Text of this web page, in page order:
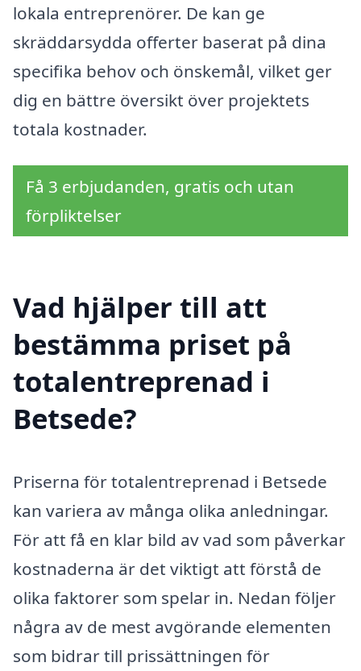
lokala entreprenörer. De kan ge
skräddarsydda offerter baserat på dina
specifika behov och önskemål, vilket ger
dig en bättre översikt över projektets
totala kostnader.
Få 3 erbjudanden, gratis och utan
förpliktelser
Vad hjälper till att
bestämma priset på
totalentreprenad i
Betsede?
Priserna för totalentreprenad i Betsede
kan variera av många olika anledningar.
För att få en klar bild av vad som påverkar
kostnaderna är det viktigt att förstå de
olika faktorer som spelar in. Nedan följer
några av de mest avgörande elementen
som bidrar till prissättningen för